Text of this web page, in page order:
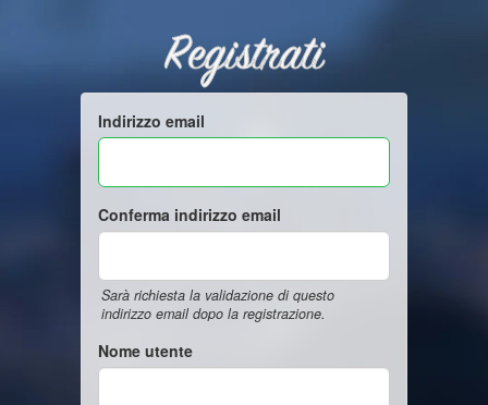
Registrati
Indirizzo email
Conferma indirizzo email
Sarà richiesta la validazione di questo
indirizzo email dopo la registrazione.
Nome utente